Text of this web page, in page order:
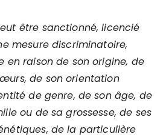
être sanctionné, licencié
mesure discriminatoire,
en raison de son origine, de
de son orientation
de genre, de son âge, de
ou de sa grossesse, de ses
de la particulière